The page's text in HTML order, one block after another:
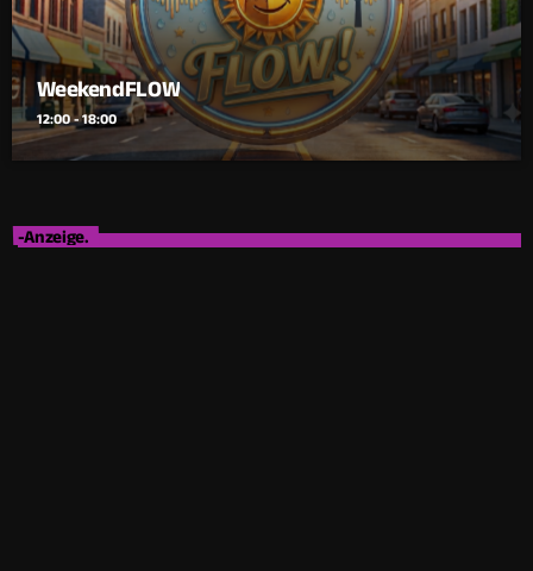
WeekendFLOW
12:00 - 18:00
-Anzeige.